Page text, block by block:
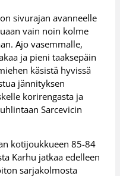
sivurajan avanneelle
vain noin kolme
Ajo vasemmalle,
ja pieni taaksepäin
käsistä hyvissä
jännityksen
korirengasta ja
Sarcevicin
kotijoukkueen 85-84
Karhu jatkaa edelleen
sarjakolmosta